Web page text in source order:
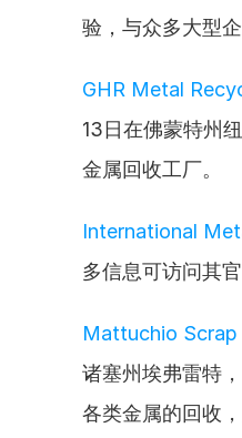
验，与众多大型企
GHR Metal
13日在佛蒙特州
金属回收工厂。
International
多信息可访问其官
Mattuchio
诸塞州埃弗雷特
各类金属的回收